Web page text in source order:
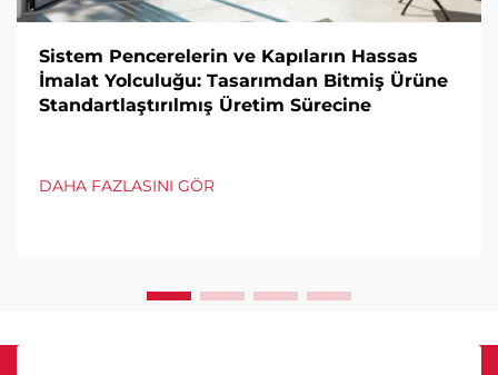
Sistem Pencerelerin ve Kapıların Hassas
İmalat Yolculuğu: Tasarımdan Bitmiş Ürüne
Standartlaştırılmış Üretim Sürecine
DAHA FAZLASINI GÖR